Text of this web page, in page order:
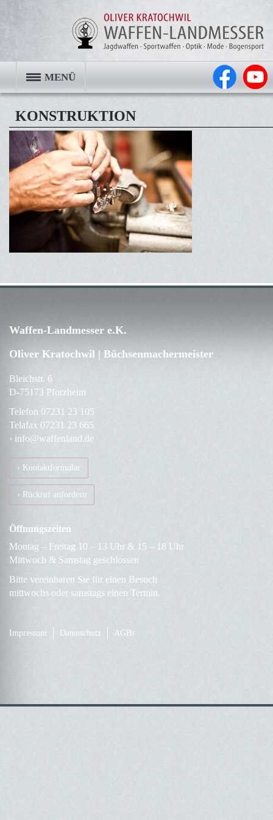
MENÜ
KONSTRUKTION
Waffen-Landmesser e.K.
Oliver Kratochwil | Büchsenmachermeister
Bleichstr. 6
D-75173 Pforzheim
Telefon 07231 23 105
Telafax 07231 23 665
› info@waffenland.de
› Kontaktformular
› Rückruf anfordern
Öffnungszeiten
Montag – Freitag 10 – 13 Uhr & 15 – 18 Uhr
Mittwoch & Samstag geschlossen
Bitte vereinbaren Sie für einen Besuch
mittwochs oder samstags einen Termin.
Impressum Datenschutz AGBs